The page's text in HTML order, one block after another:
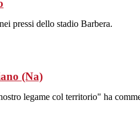
pressi dello stadio Barbera.
(Na)
legame col territorio" ha